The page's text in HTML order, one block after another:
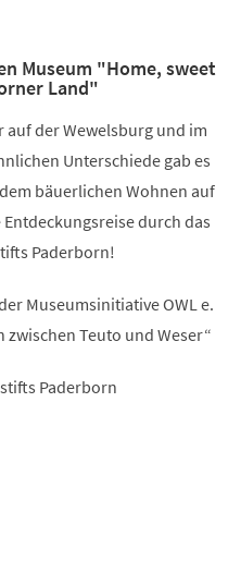
Museum "Home, sweet
Land"
der Wewelsburg und im
Unterschiede gab es
bäuerlichen Wohnen auf
durch das
Paderborn!
Museumsinitiative OWL e.
zwischen Teuto und Weser“
Paderborn